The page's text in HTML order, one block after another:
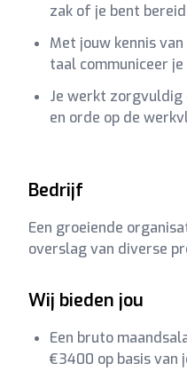
zak of je bent
Met jouw kennis
taal communiceer
Je werkt zorgvuldig
en orde op de
Bedrijf
Een groeiende
overslag van diverse
Wij bieden jou
Een bruto
€3400 op basis van